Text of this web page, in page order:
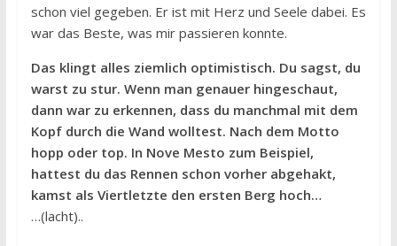
schon viel gegeben. Er ist mit Herz und Seele dabei. Es
war das Beste, was mir passieren konnte.
Das klingt alles ziemlich optimistisch. Du sagst, du
warst zu stur. Wenn man genauer hingeschaut,
dann war zu erkennen, dass du manchmal mit dem
Kopf durch die Wand wolltest. Nach dem Motto
hopp oder top. In Nove Mesto zum Beispiel,
hattest du das Rennen schon vorher abgehakt,
kamst als Viertletzte den ersten Berg hoch…
…(lacht)..